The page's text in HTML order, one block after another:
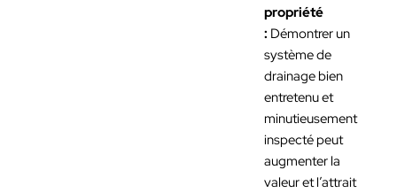
propriété
: Démontrer un
système de
drainage bien
entretenu et
minutieusement
inspecté peut
augmenter la
valeur et l’attrait